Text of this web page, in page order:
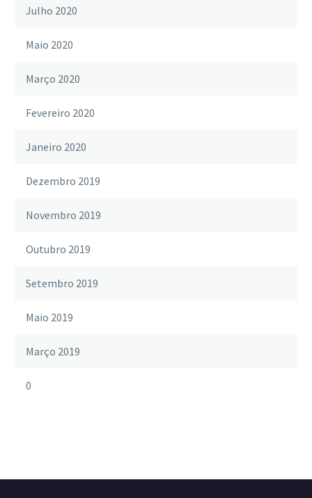
Julho 2020
Maio 2020
Março 2020
Fevereiro 2020
Janeiro 2020
Dezembro 2019
Novembro 2019
Outubro 2019
Setembro 2019
Maio 2019
Março 2019
0